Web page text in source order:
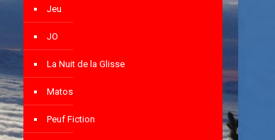
Jeu
JO
La Nuit de la Glisse
Matos
Peuf Fiction